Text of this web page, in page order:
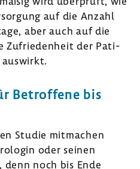
auf die Anzahl
aber auch auf die
Zufrie­den­heit der Pati­
Betrof­fene bis
Studie mitma­chen
oder seinen
noch bis Ende